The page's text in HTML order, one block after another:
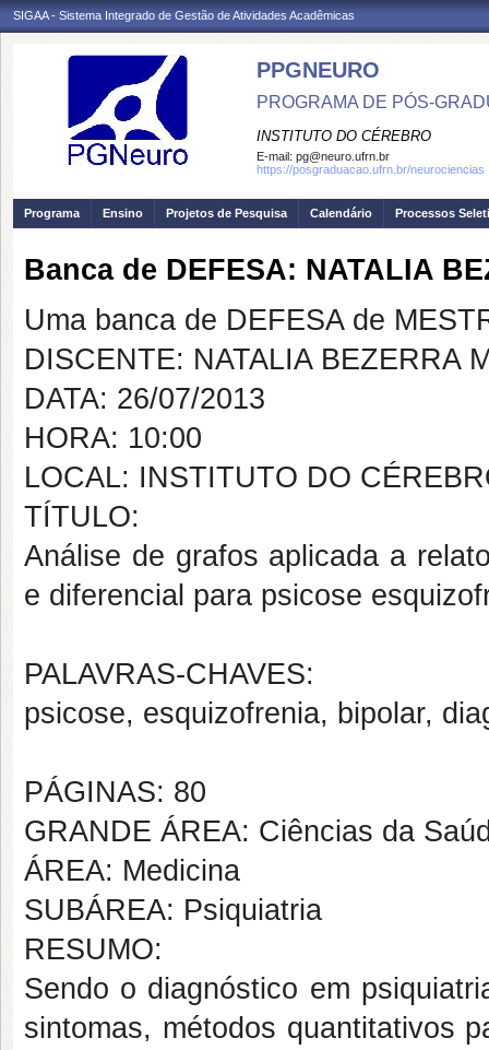
SIGAA - Sistema Integrado de Gestão de Atividades Acadêmicas
PPGNEURO
PROGRAMA DE PÓS-
INSTITUTO DO CÉREBRO
E-mail: pg@neuro.ufrn.br
https://posgraduacao.ufrn.br/neurociencias
Programa Ensino Projetos de Pesquisa Calendário Processos
Banca de DEFESA: NATALIA
Uma banca de DEFESA de
DISCENTE: NATALIA BEZERRA
DATA: 26/07/2013
HORA: 10:00
LOCAL: INSTITUTO DO
TÍTULO:
Análise de grafos aplicada a
e diferencial para psicose
PALAVRAS-CHAVES:
psicose, esquizofrenia, bipolar,
PÁGINAS: 80
GRANDE ÁREA: Ciências da
ÁREA: Medicina
SUBÁREA: Psiquiatria
RESUMO:
Sendo o diagnóstico em
sintomas, métodos quantitativos